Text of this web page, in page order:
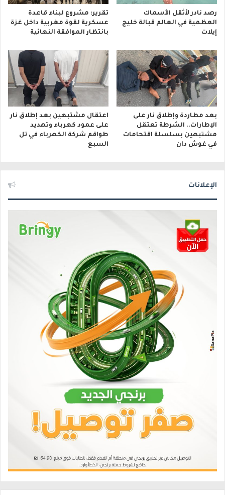
رصد نادر لأثقل الأسماك
العظمية في العالم قبالة خليج
إيلات
تقرير: مشروع لبناء قاعدة
عسكرية لقوة مغربية داخل غزة
بانتظار الموافقة النهائية
بعد مطاردة وإطلاق نار على
الإطارات.. الشرطة تعتقل
مشتبهين بسلسلة اقتحامات
في غوش دان
اعتقال مشتبهين بعد إطلاق نار
على عمود كهرباء وتهديد
طواقم شركة الكهرباء في تل
السبع
الإعلانات